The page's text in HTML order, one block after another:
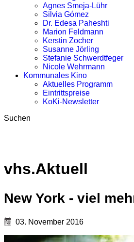
Agnes Smeja-Lühr
Silvia Gómez
Dr. Edesa Paheshti
Marion Feldmann
Kerstin Zocher
Susanne Jörling
Stefanie Schwerdtfeger
Nicole Wehrmann
Kommunales Kino
Aktuelles Programm
Eintrittspreise
KoKi-Newsletter
Suchen
vhs.Aktuell
New York - viel
03. November 2016